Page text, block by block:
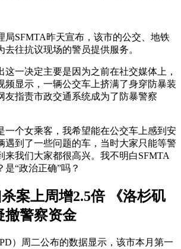
局SFMTA昨天宣布，该市的公交、地铁
往抗议现场的警员提供服务。
这一决定主要是因为之前在社交媒体上，
频显示，一辆公交车上挤满了身穿防暴装
友指责市政交通系统成为了防暴警察
一个女乘客，我希望能在公交车上感到安
遇到了一些问题的车，当时大家只能等警
来我们大家都很高兴。我不明白SFMTA
“政治正确”吗？
案上周增2.5倍 《洛杉矶
撤警察资金
）周二公布的数据显示，该市本月第一